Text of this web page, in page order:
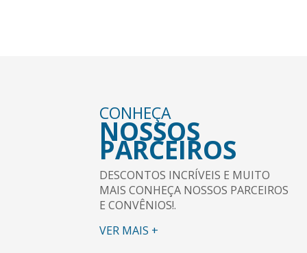
CONHEÇA
NOSSOS
PARCEIROS
DESCONTOS INCRÍVEIS E MUITO
MAIS CONHEÇA NOSSOS PARCEIROS
E CONVÊNIOS!.
VER MAIS +